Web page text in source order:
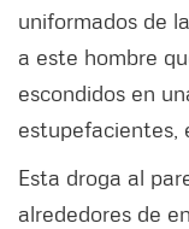
uniformados de
a este hombre
escondidos en
estupefacientes,
Esta droga al
alrededores de